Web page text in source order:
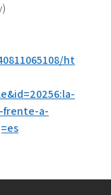
ht
frente-a-